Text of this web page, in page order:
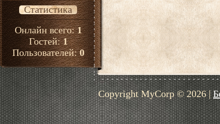
Статистика
Онлайн всего:1
Гостей:1
Пользователей:0
Copyright MyCorp © 2026|